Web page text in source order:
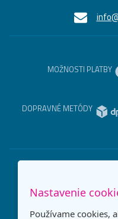
MOŽNOSTI PLATBY
DOPRAVNÉ METÓDY
Nastavenie
Používame cookies,